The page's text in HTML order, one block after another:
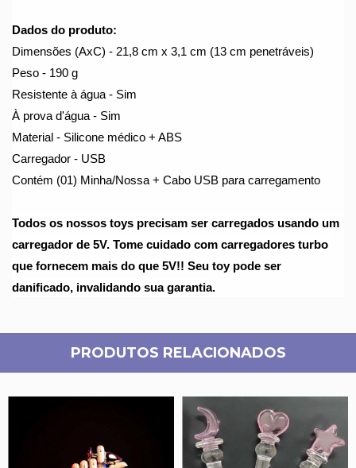
Dados do produto:
Dimensões (AxC) - 21,8 cm x 3,1 cm (13 cm penetráveis)
Peso - 190 g
Resistente à água - Sim
À prova d'água - Sim
Material - Silicone médico + ABS
Carregador - USB
Contém (01) Minha/Nossa + Cabo USB para carregamento
Todos os nossos toys precisam ser carregados usando um
carregador de 5V. Tome cuidado com carregadores turbo
que fornecem mais do que 5V!! Seu toy pode ser
danificado, invalidando sua garantia.
PRODUTOS RELACIONADOS